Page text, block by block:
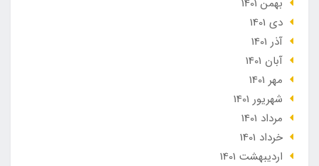
بهمن 1401
دی 1401
آذر 1401
آبان 1401
مهر 1401
شهریور 1401
مرداد 1401
خرداد 1401
ارديبهشت 1401